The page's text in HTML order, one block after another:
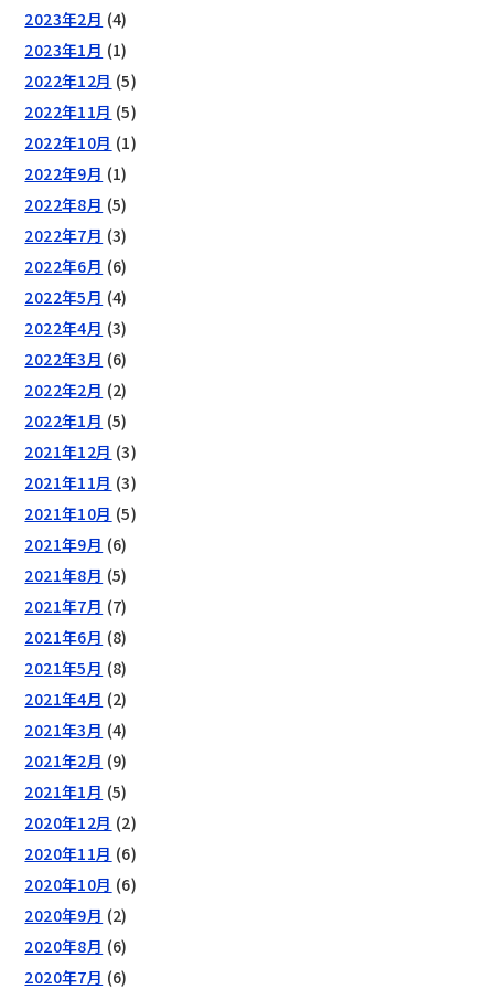
2023年2月 (4)
2023年1月 (1)
2022年12月 (5)
2022年11月 (5)
2022年10月 (1)
2022年9月 (1)
2022年8月 (5)
2022年7月 (3)
2022年6月 (6)
2022年5月 (4)
2022年4月 (3)
2022年3月 (6)
2022年2月 (2)
2022年1月 (5)
2021年12月 (3)
2021年11月 (3)
2021年10月 (5)
2021年9月 (6)
2021年8月 (5)
2021年7月 (7)
2021年6月 (8)
2021年5月 (8)
2021年4月 (2)
2021年3月 (4)
2021年2月 (9)
2021年1月 (5)
2020年12月 (2)
2020年11月 (6)
2020年10月 (6)
2020年9月 (2)
2020年8月 (6)
2020年7月 (6)